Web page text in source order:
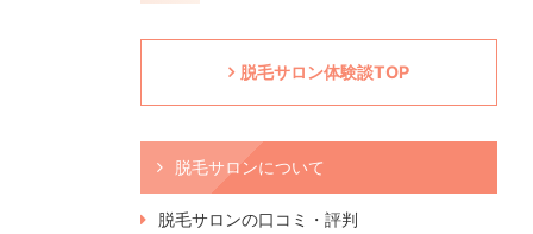
脱毛サロン体験談TOP
脱毛サロンについて
脱毛サロンの口コミ・評判